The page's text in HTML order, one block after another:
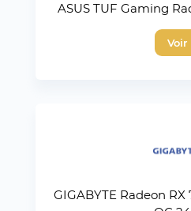
ASUS TUF Gaming
Voir
GIGABYTE Radeon RX